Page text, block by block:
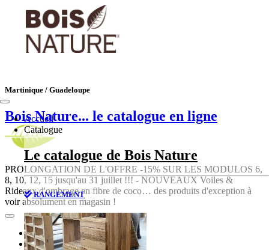
Martinique / Guadeloupe
Bois Nature... le catalogue en ligne
PROLONGATION DE L'OFFRE -15% SUR LES MODULOS 6,
8, 10, 12, 15 jusqu'au 31 juillet !!! - NOUVEAUX Voiles &
Rideaux d'ombrage en fibre de coco… des produits d'exception à
voir absolument en magasin !
Accueil
Catalogue
Le catalogue de Bois Nature
RANGEMENT
Accueil
Catalogue